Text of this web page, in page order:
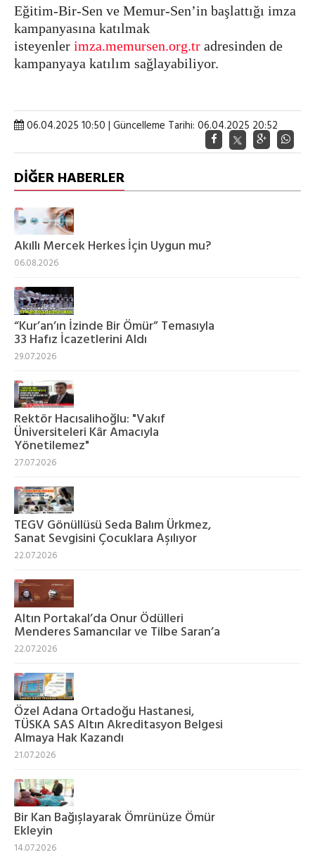
Eğitim-Bir-Sen ve Memur-Sen’in başlattığı imza
kampanyasına katılmak
isteyenler imza.memursen.org.tr adresinden de
kampanyaya katılım sağlayabiliyor.
06.04.2025 10:50 | Güncelleme Tarihi: 06.04.2025 20:52
DİĞER HABERLER
Akıllı Mercek Herkes İçin Uygun mu?
06.08.2026
“Kur’an’ın İzinde Bir Ömür” Temasıyla
33 Hafız İcazetlerini Aldı
29.07.2026
Rektör Hacısalihoğlu: "Vakıf
Üniversiteleri Kâr Amacıyla
Yönetilemez"
27.07.2026
TEGV Gönüllüsü Seda Balım Ürkmez,
Sanat Sevgisini Çocuklara Aşılıyor
22.07.2026
Altın Portakal’da Onur Ödülleri
Menderes Samancılar ve Tilbe Saran’a
22.07.2026
Özel Adana Ortadoğu Hastanesi,
TÜSKA SAS Altın Akreditasyon Belgesi
Almaya Hak Kazandı
21.07.2026
Bir Kan Bağışlayarak Ömrünüze Ömür
Ekleyin
14.07.2026